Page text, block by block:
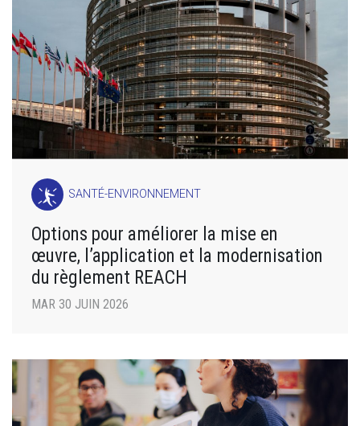
SANTÉ-ENVIRONNEMENT
Options pour améliorer la mise en
œuvre, l’application et la modernisation
du règlement REACH
MAR 30 JUIN 2026